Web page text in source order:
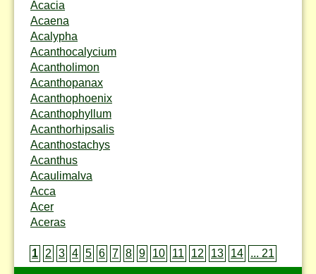
Acacia
Acaena
Acalypha
Acanthocalycium
Acantholimon
Acanthopanax
Acanthophoenix
Acanthophyllum
Acanthorhipsalis
Acanthostachys
Acanthus
Acaulimalva
Acca
Acer
Aceras
1 2 3 4 5 6 7 8 9 10 11 12 13 14 ... 21